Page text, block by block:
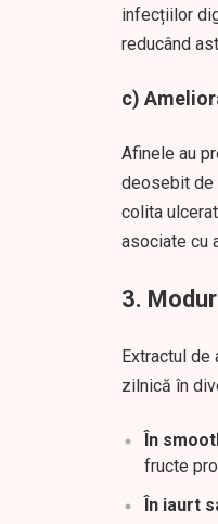
infecțiilor
reducând
c)
Afinele au
deosebit de
colita
asociate cu
3.
Extractul de
zilnică în
În
fructe
În iaurt